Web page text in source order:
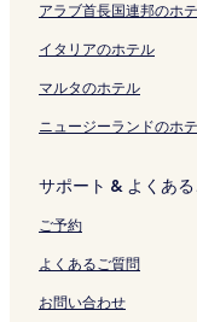
e
の
ペ
ー
を
リ
ン
ク
ク
の
ペ
ー
ジ
開
ン
ク
ー
ジ
を
開
リ
ペ
ー
ジ
を
く
ク
l
の
ペ
ー
を
リ
ン
ク
く
リ
ン
ク
アラブ首長国連邦のホ
イタリアのホテル
マルタのホテル
ニュージーランドのホ
サポート & よくあ
ご予約
よくあるご質問
お問い合わせ